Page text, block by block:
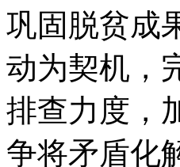
巩固脱贫成
动为契机，
排查力度，
争将矛盾化